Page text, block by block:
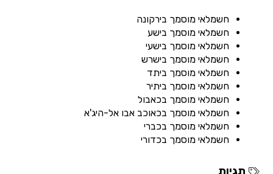
חשמלאי מוסמך בירקונה
חשמלאי מוסמך בישע
חשמלאי מוסמך בישעי
חשמלאי מוסמך בישרש
חשמלאי מוסמך ביתד
חשמלאי מוסמך ביתיר
חשמלאי מוסמך בכאבול
חשמלאי מוסמך בכאוכב אבו אל-היג'א
חשמלאי מוסמך בכברי
חשמלאי מוסמך בכדורי
תגיות